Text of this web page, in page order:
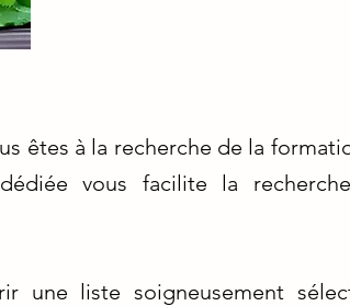
êtes à la recherche de la
vous facilite la
une liste soigneusement